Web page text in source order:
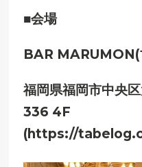
■会場
BAR MARUMON(
福岡県福岡市中央
336 4F
(https://